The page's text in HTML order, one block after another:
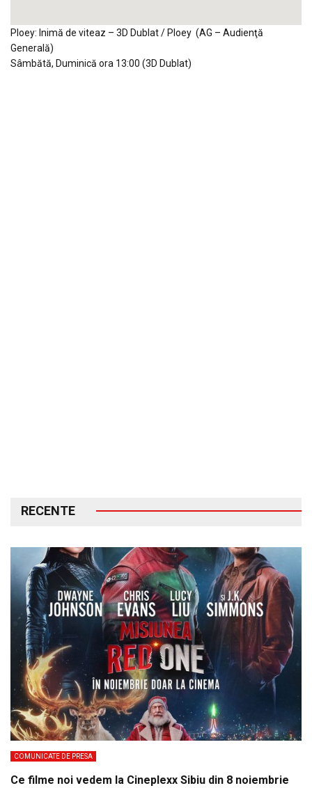
Ploey: Inimă de viteaz – 3D Dublat / Ploey (AG – Audienţă
Generală)
Sâmbătă, Duminică ora 13:00 (3D Dublat)
RECENTE
COMUNICATE DE PRESA
Ce filme noi vedem la Cineplexx Sibiu din 8 noiembrie